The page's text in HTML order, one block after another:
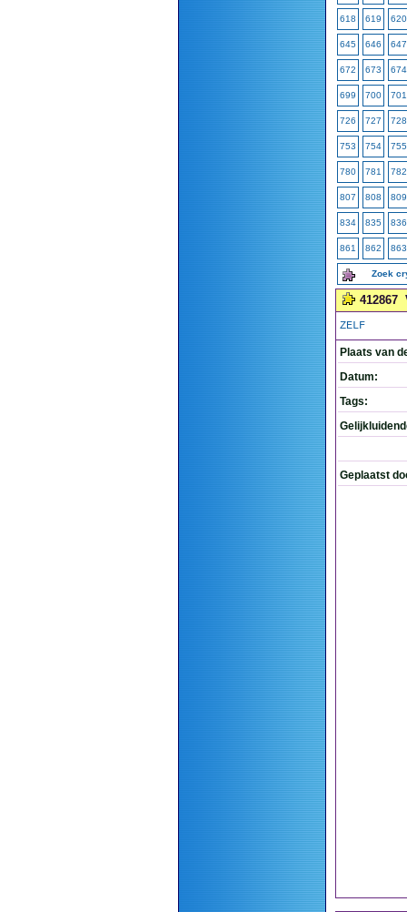
618 619 620
645 646 647
672 673 674
699 700 701
726 727 728
753 754 755
780 781 782
807 808 809
834 835 836
861 862 863
Zoek
412867
ZELF
Plaats van
Datum:
Tags:
Geplaatst